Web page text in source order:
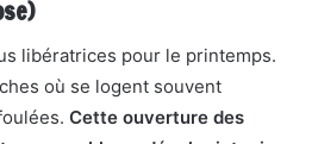
libératrices pour le printemps.
où se logent souvent
Cette ouverture des